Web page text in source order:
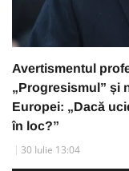
Avertismentul
„Progresismul” și
Europei: „Dacă
în loc?”
30 Iulie 13:04